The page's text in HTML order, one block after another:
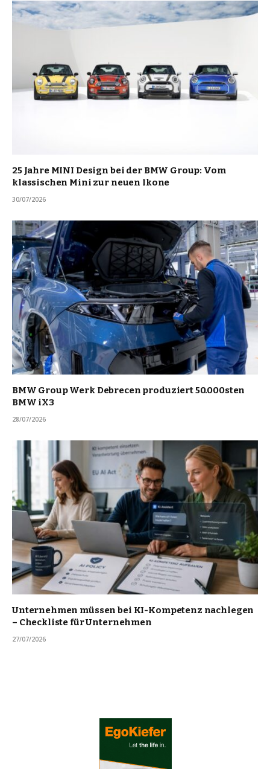
25 Jahre MINI Design bei der BMW Group: Vom
klassischen Mini zur neuen Ikone
30/07/2026
BMW Group Werk Debrecen produziert 50.000sten
BMW iX3
28/07/2026
Unternehmen müssen bei KI-Kompetenz nachlegen
– Checkliste für Unternehmen
27/07/2026